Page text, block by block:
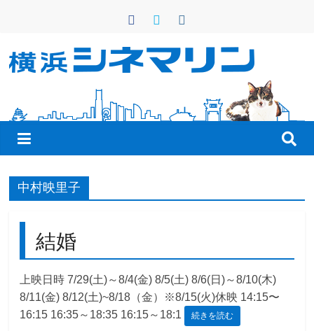
ン
横
浜
シ
ネ
マ
リ
ン
中村映里子
結婚
上映日時 7/29(土)～8/4(金) 8/5(土) 8/6(日)～8/10(木)
8/11(金) 8/12(土)~8/18（金）※8/15(火)休映 14:15〜
16:15 16:35～18:35 16:15～18:1
続きを読む